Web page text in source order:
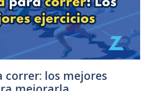
correr: los mejores